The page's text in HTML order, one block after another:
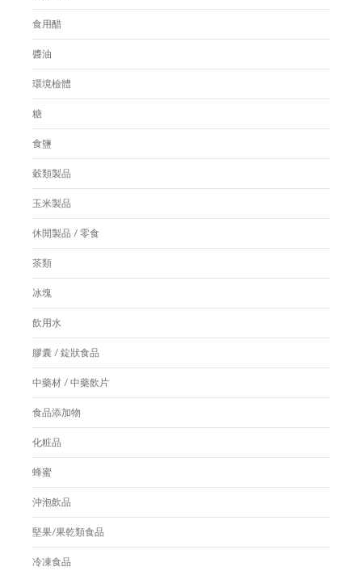
食用醋
醬油
環境檢體
糖
食鹽
穀類製品
玉米製品
休閒製品 / 零食
茶類
冰塊
飲用水
膠囊 / 錠狀食品
中藥材 / 中藥飲片
食品添加物
化粧品
蜂蜜
沖泡飲品
堅果/果乾類食品
冷凍食品